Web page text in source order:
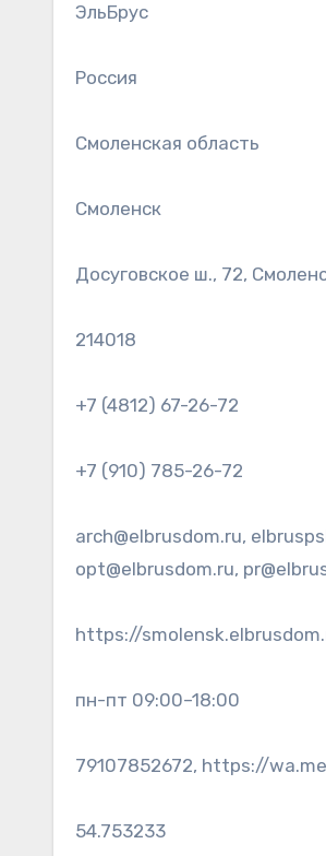
ЭльБрус
Россия
Смоленская область
Смоленск
Досуговское ш., 72,
214018
+7 (4812) 67-26-72
+7 (910) 785-26-72
arch@elbrusdom.ru,
opt@elbrusdom.ru,
https://
пн-пт 09:00–18:00
79107852672, https://
54.753233